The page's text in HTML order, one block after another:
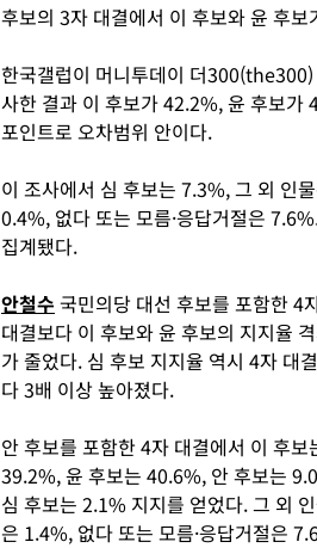
후보의 3자 대결에서 이 후보와 윤 후
한국갤럽이 머니투데이 더
사한 결과 이 후보가 42.2%, 윤 후보가
포인트로 오차범위 안이다.
이 조사에서 심 후보는 7.3%, 그 외 인
0.4%, 없다 또는 모름·응답거절은
집계됐다.
안철수 국민의당 대선 후보를 포함한 4
대결보다 이 후보와 윤 후보의 지지율
가 줄었다. 심 후보 지지율 역시 4자 대
다 3배 이상 높아졌다.
안 후보를 포함한 4자 대결에서 이 후보
39.2%, 윤 후보는 40.6%, 안 후보는
심 후보는 2.1% 지지를 얻었다. 그 외
은 1.4%, 없다 또는 모름·응답거절은